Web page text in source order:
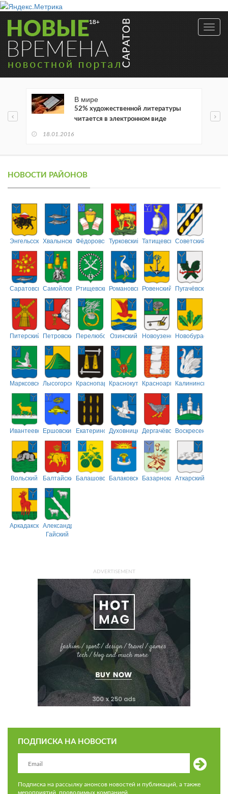
В мире
52% художественной литературы
читается в электронном виде
18.01.2016
НОВОСТИ РАЙОНОВ
ЭнгельсскийХвалынскийФёдоровскийТурковский ТатищевскийСоветский
СаратовскийСамойловскийРтищевскийРомановскийРовенский Пугачёвский
Питерский ПетровскийПерелюбскийОзинский НовоузенскийНовобурасский
МарксовскийЛысогорскийКраснопартизанский
КраснокутскийКрасноармейский
Калининский
ИвантеевскийЕршовский ЕкатериновскийДуховницкийДергачёвскийВоскресенский
Вольский БалтайскийБалашовскийБалаковскийБазарнокарабулакский
Аткарский
АркадакскийАлександрово-
Гайский
ADVERTISEMENT
ПОДПИСКА НА НОВОСТИ
Подписка на рассылку анонсов новостей и публикаций, а также
мероприятий, проводимых компанией.